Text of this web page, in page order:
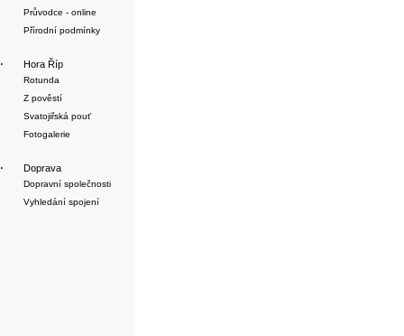
Průvodce - online
Přírodní podmínky
· Hora Říp
Rotunda
Z pověstí
Svatojiřská pouť
Fotogalerie
· Doprava
Dopravní společnosti
Vyhledání spojení